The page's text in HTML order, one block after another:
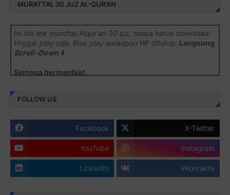
MURATTAL 30 JUZ AL-QUR'AN
Ini dia link murottal Alqur'an 30 juz, tanpa harus download,
tinggal playsaja. Bisa playwalaupun HP ditutup. Langsung
Scroll-Down ⬇️
Semoga bermanfaat
Juz 1 ⇨
Juz 3 ⇨ http://j.mp/2bFSrtF
Juz 4 ⇨ http://j.mp/2b8SXi3
Juz 5 ⇨ http://j.mp/2b8RZm3
FOLLOW US
Facebook X-Twitter
YouTube Instagram
LinkedIn VKontakte